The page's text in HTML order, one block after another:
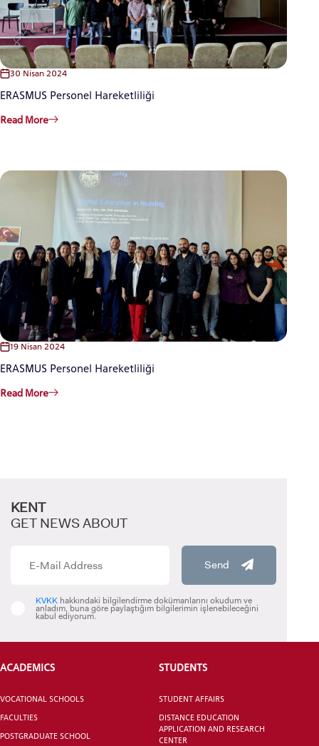
CANDIDATE STUDENTS
INTERNATIONAL
GRADUATED
SCHOOL
VOCATIONAL SCHOOLS And
UNDERGRADUATE STUDENT
30 Nisan 2024
ERASMUS Personel Hareketliliği
Read More
19 Nisan 2024
ERASMUS Personel Hareketliliği
Read More
KENT
GET NEWS ABOUT
Send
KVKK hakkındaki bilgilendirme dokümanlarını okudum ve
anladım, buna göre paylaştığım bilgilerimin işlenebileceğini
kabul ediyorum.
ACADEMICS
VOCATIONAL SCHOOLS
FACULTIES
POSTGRADUATE SCHOOL
STUDENTS
STUDENT AFFAIRS
DISTANCE EDUCATION
APPLICATION AND RESEARCH
CENTER